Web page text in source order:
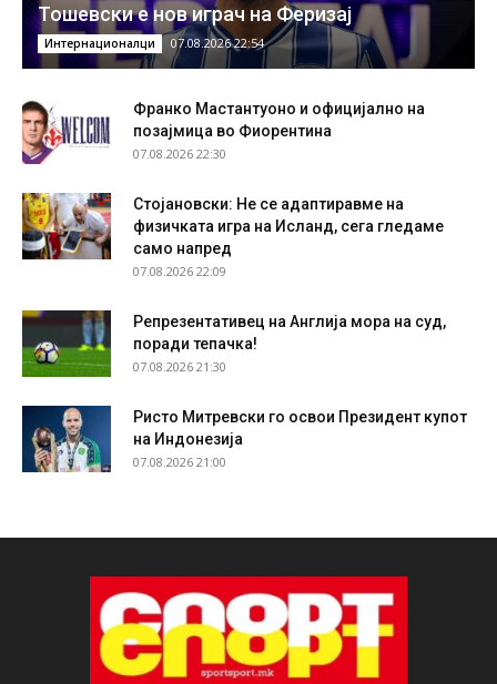
Тошевски е нов играч на Феризај
Интернационалци 07.08.2026 22:54
Франко Мастантуоно и официјално на
позајмица во Фиорентина
07.08.2026 22:30
Стојановски: Не се адаптиравме на
физичката игра на Исланд, сега гледаме
само напред
07.08.2026 22:09
Репрезентативец на Англија мора на суд,
поради тепачка!
07.08.2026 21:30
Ристо Митревски го освои Президент купот
на Индонезија
07.08.2026 21:00